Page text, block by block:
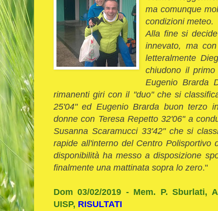
ma comunque
condizioni meteo.
Alla fine si
innevato, ma
letteralmente
chiudono il
Eugenio Brarda
rimanenti giri con il "duo" che si
25'04" ed Eugenio Brarda buon terzo
donne con Teresa Repetto 32'06" a
Susanna Scaramucci 33'42" che si
rapide all'interno del Centro Polisportivo
disponibilità ha messo a disposizione
finalmente una mattinata sopra lo zero."
Dom 03/02/2019 - Mem. P. Sburlati,
UISP, RISULTATI